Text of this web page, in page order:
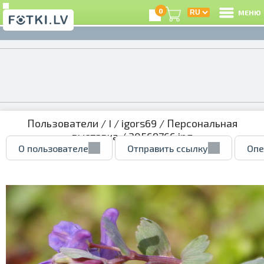
0 МЕНЮ
Пользователи / I / igors69 / Персональная
выставка/ 30569766.jpg
О пользователе Отправить ссылку